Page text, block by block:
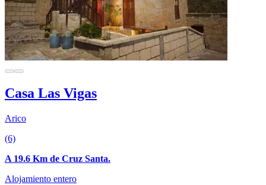
Casa Las Vigas
Arico
(6)
A 19.6 Km de Cruz Santa.
Alojamiento entero